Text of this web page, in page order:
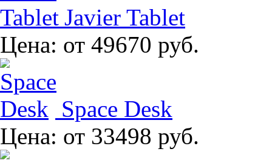
Javier Tablet
Цена: от 49670 руб.
Space Desk
Цена: от 33498 руб.